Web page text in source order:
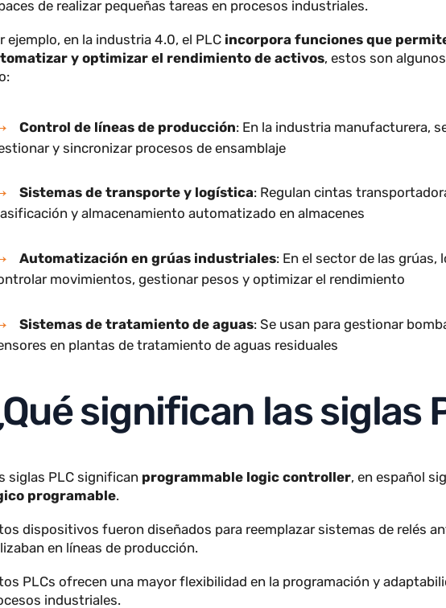
preguntan que es un plc y cual es su uso en la industria 4.0.
Estos dispositivospermiten controlar todo tipo de activos
capaces de realizar pequeñas tareas en procesos industriales.
automatizar y optimizar el rendimiento de activos, estos son
uso:
Control de líneas de producción: En la industria
gestionar y sincronizar procesos de ensamblaje
Sistemas de transporte y logística: Regulan cintas
clasificación y almacenamiento automatizado en almacenes
Automatización en grúas industriales : En el sector de las
controlar movimientos, gestionar pesos y optimizar el rendimiento
Sistemas de tratamiento de aguas: Se usan para
sensores en plantas de tratamiento de aguas residuales
¿Qué significan las
lógico programable.